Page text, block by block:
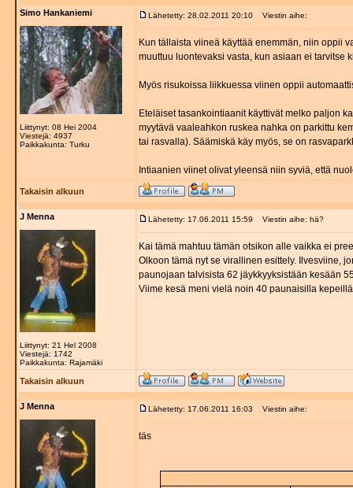
Simo Hankaniemi
Liittynyt: 08 Hei 2004
Viestejä: 4937
Paikkakunta: Turku
Lähetetty: 28.02.2011 20:10 Viestin aihe:
Kun tällaista viineä käyttää enemmän, niin oppii
muuttuu luontevaksi vasta, kun asiaan ei tarvitse
Myös risukoissa liikkuessa viinen oppii
Eteläiset tasankointiaanit käyttivät melko paljon
myytävä vaaleahkon ruskea nahka on parkittu
tai rasvalla). Säämiskä käy myös, se on
Intiaanien viinet olivat yleensä niin syviä, että
Takaisin alkuun
J Menna
Liittynyt: 21 Hel 2008
Viestejä: 1742
Paikkakunta: Rajamäki
Lähetetty: 17.06.2011 15:59 Viestin aihe: hä?
Kai tämä mahtuu tämän otsikon alle vaikka ei
Olkoon tämä nyt se virallinen esittely. Ilvesviine,
paunojaan talvisista 62 jäykkyyksistään kesään
Viime kesä meni vielä noin 40 paunaisilla
Takaisin alkuun
J Menna Lähetetty: 17.06.2011 16:03 Viestin aihe:
täs